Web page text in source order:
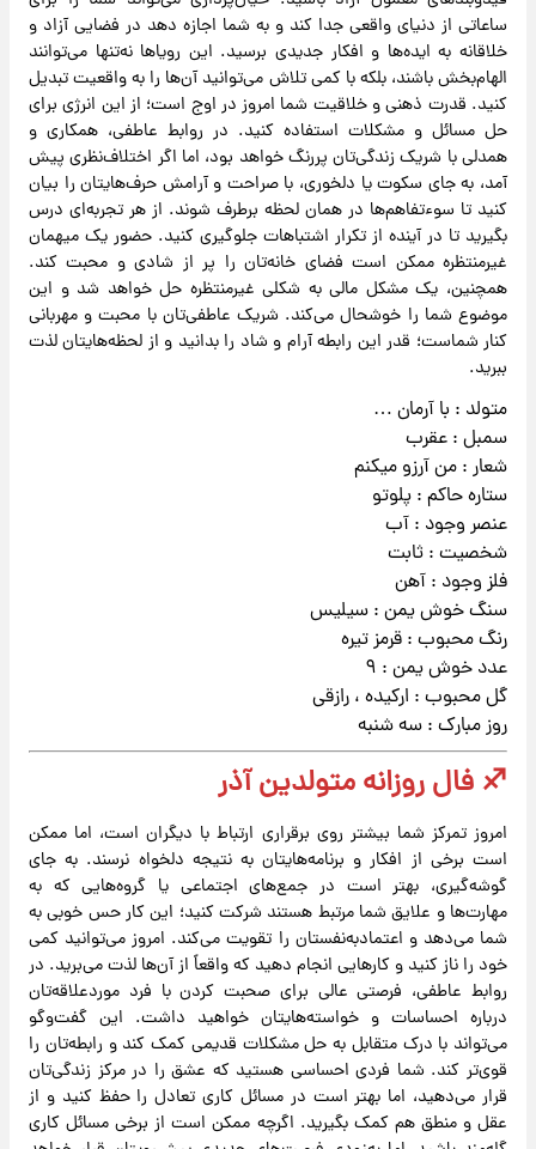
ساعاتی از دنیای واقعی جدا کند و به شما اجازه دهد در فضایی آزاد و
خلاقانه به ایده‌ها و افکار جدیدی برسید. این رویاها نه‌تنها می‌توانند
الهام‌بخش باشند، بلکه با کمی تلاش می‌توانید آن‌ها را به واقعیت تبدیل
کنید. قدرت ذهنی و خلاقیت شما امروز در اوج است؛ از این انرژی برای
حل مسائل و مشکلات استفاده کنید. در روابط عاطفی، همکاری و
همدلی با شریک زندگی‌تان پررنگ خواهد بود، اما اگر اختلاف‌نظری پیش
آمد، به جای سکوت یا دلخوری، با صراحت و آرامش حرف‌هایتان را بیان
کنید تا سوءتفاهم‌ها در همان لحظه برطرف شوند. از هر تجربه‌ای درس
بگیرید تا در آینده از تکرار اشتباهات جلوگیری کنید. حضور یک میهمان
غیرمنتظره ممکن است فضای خانه‌تان را پر از شادی و محبت کند.
همچنین، یک مشکل مالی به شکلی غیرمنتظره حل خواهد شد و این
موضوع شما را خوشحال می‌کند. شریک عاطفی‌تان با محبت و مهربانی
کنار شماست؛ قدر این رابطه آرام و شاد را بدانید و از لحظه‌هایتان لذت
ببرید.
متولد : با آرمان …
سمبل : عقرب
شعار : من آرزو میکنم
ستاره حاکم : پلوتو
عنصر وجود : آب
شخصیت : ثابت
فلز وجود : آهن
سنگ خوش یمن : سیلیس
رنگ محبوب : قرمز تیره
عدد خوش یمن : ۹
گل محبوب : ارکیده ، رازقی
روز مبارک : سه شنبه
♐ فال روزانه متولدین آذر
امروز تمرکز شما بیشتر روی برقراری ارتباط با دیگران است، اما ممکن
است برخی از افکار و برنامه‌هایتان به نتیجه دلخواه نرسند. به جای
گوشه‌گیری، بهتر است در جمع‌های اجتماعی یا گروه‌هایی که به
مهارت‌ها و علایق شما مرتبط هستند شرکت کنید؛ این کار حس خوبی به
شما می‌دهد و اعتمادبه‌نفستان را تقویت می‌کند. امروز می‌توانید کمی
خود را ناز کنید و کارهایی انجام دهید که واقعاً از آن‌ها لذت می‌برید. در
روابط عاطفی، فرصتی عالی برای صحبت کردن با فرد موردعلاقه‌تان
درباره احساسات و خواسته‌هایتان خواهید داشت. این گفت‌وگو
می‌تواند با درک متقابل به حل مشکلات قدیمی کمک کند و رابطه‌تان را
قوی‌تر کند. شما فردی احساسی هستید که عشق را در مرکز زندگی‌تان
قرار می‌دهید، اما بهتر است در مسائل کاری تعادل را حفظ کنید و از
عقل و منطق هم کمک بگیرید. اگرچه ممکن است از برخی مسائل کاری